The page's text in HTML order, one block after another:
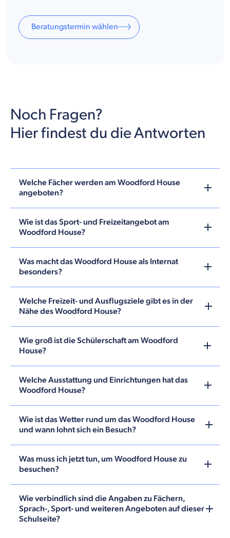
Beratungstermin wählen
Noch Fragen?
Hier findest du die Antworten
Welche Fächer werden am Woodford House
angeboten?
Wie ist das Sport- und Freizeitangebot am
Woodford House?
Was macht das Woodford House als Internat
besonders?
Welche Freizeit- und Ausflugsziele gibt es in der
Nähe des Woodford House?
Wie groß ist die Schülerschaft am Woodford
House?
Welche Ausstattung und Einrichtungen hat das
Woodford House?
Wie ist das Wetter rund um das Woodford House
und wann lohnt sich ein Besuch?
Was muss ich jetzt tun, um Woodford House zu
besuchen?
Wie verbindlich sind die Angaben zu Fächern,
Sprach-, Sport- und weiteren Angeboten auf dieser
Schulseite?